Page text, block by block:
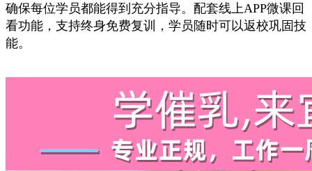
确保每位学员都能得到充分指导。配套线上APP微课回
看功能，支持终身免费复训，学员随时可以返校巩固技
能。